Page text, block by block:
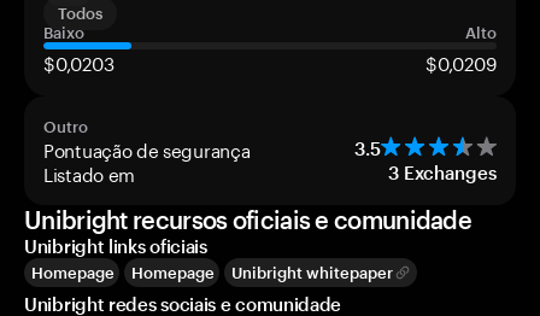
Todos
Baixo
Alto
$0,0203 $0,0209
Outro
Pontuação de segurança 3.5
Listado em 3 Exchanges
Unibright recursos oficiais e comunidade
Unibright links oficiais
Homepage Homepage Unibright whitepaper
Unibright redes sociais e comunidade